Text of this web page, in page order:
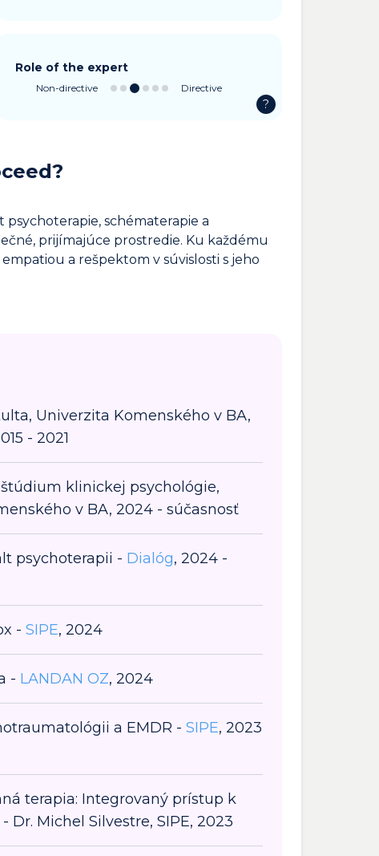
Role of the expert
Non-directive Directive
?
schématerapie a
prijímajúce prostredie. Ku každému
a rešpektom v súvislosti s jeho
Univerzita Komenského v BA,
- 2021
klinickej psychológie,
v BA, 2024 - súčasnosť
psychoterapii - Dialóg, 2024 -
- SIPE, 2024
- LANDAN OZ, 2024
a EMDR - SIPE, 2023
terapia: Integrovaný prístup k
Dr. Michel Silvestre, SIPE, 2023